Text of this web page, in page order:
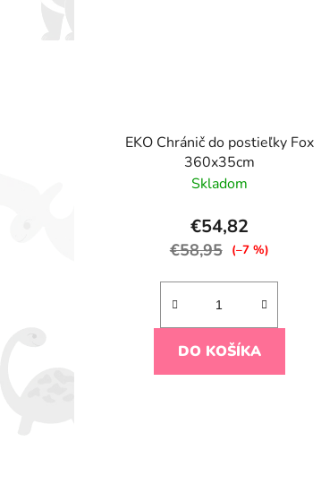
EKO Chránič do postieľky Fox
360x35cm
Skladom
€54,82
€58,95 (–7 %)
DO KOŠÍKA